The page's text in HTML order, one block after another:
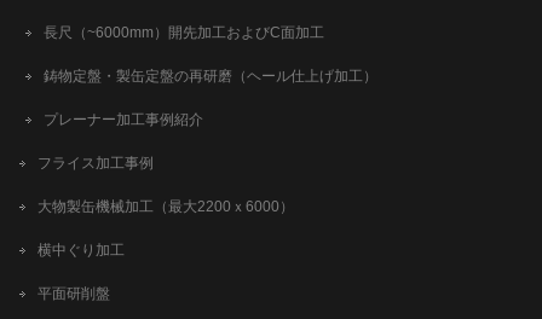
長尺（~6000mm）開先加工およびC面加工
鋳物定盤・製缶定盤の再研磨（ヘール仕上げ加工）
プレーナー加工事例紹介
フライス加工事例
大物製缶機械加工（最大2200ｘ6000）
横中ぐり加工
平面研削盤